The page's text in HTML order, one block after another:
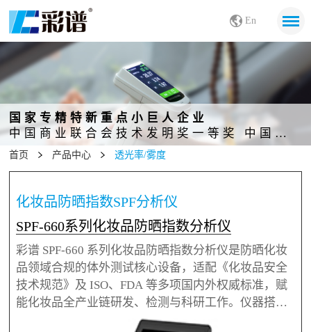
En
国家专精特新重点小巨人企业
中国商业联合会技术发明奖一等奖 中国发明创业奖成果奖二等奖
首页 产品中心 透光率/雾度
化妆品防晒指数SPF分析仪
SPF-660系列化妆品防晒指数分析仪
彩谱 SPF-660 系列化妆品防晒指数分析仪是防晒化妆
品领域合规的体外测试核心设备，适配《化妆品安全
技术规范》及 ISO、FDA 等多项国内外权威标准，赋
能化妆品全产业链研发、检测与科研工作。仪器搭载
瞬态全波段捕获技术，1 秒即可完成检测，信噪比